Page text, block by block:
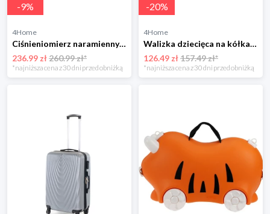
-9%
4Home
Ciśnieniomierz naramienny Beurer BM27+
236.99 zł260.99 zł*
*najniższa cena z 30 dni przed obniżką
-20%
4Home
Walizka dziecięca na kółkach, niebieski, 52 x 21 x 32 cm 4-Home
126.49 zł157.49 zł*
*najniższa cena z 30 dni przed obniżką